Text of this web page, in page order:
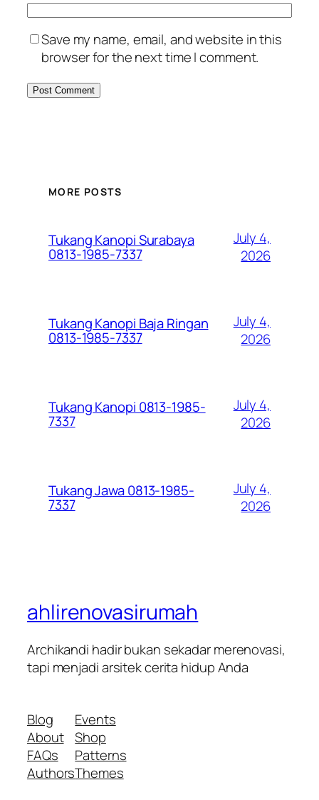
Save my name, email, and website in this
browser for the next time I comment.
MORE POSTS
Tukang Kanopi Surabaya
0813-1985-7337
July 4,
2026
Tukang Kanopi Baja Ringan
0813-1985-7337
July 4,
2026
Tukang Kanopi 0813-1985-
7337
July 4,
2026
Tukang Jawa 0813-1985-
7337
July 4,
2026
ahlirenovasirumah
Archikandi hadir bukan sekadar merenovasi,
tapi menjadi arsitek cerita hidup Anda
Blog
About
FAQs
Authors
Events
Shop
Patterns
Themes